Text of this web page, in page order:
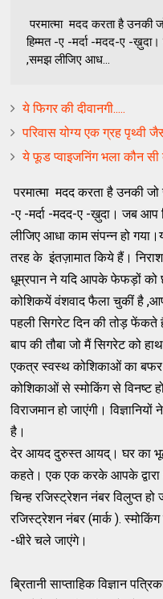
परमात्मा मदद करता है
हिम्मत -ए -मर्दा -मदद-ए -
,समझ लीजिए आध...
ये फिगर की दीवानगी.....
परिवास योग्य एक ग्रह पृथ्वी
ये फूड प्‍वाइजनिंग भला कौन सी
परमात्मा मदद करता है उनकी
-ए -मर्दा -मदद-ए -ख़ुदा। जब
लीजिए आधा काम संपन्न हो
तरह के इंतज़ामात किये हैं।
धूम्रपान ने यदि आपके फेफड़ों को
कोशिकयें वंशवाद फैला चुकीं है
पहली सिगरेट दिन की तोड़ फेंकते
बाप की तौबा जो मैं सिगरेट को
एकत्र स्वस्थ कोशिकाओं का
कोशिकाओं से स्मोकिंग से विनष्ट
विराजमान हो जाएंगी।
है।
देर आयद दुरुस्त आयद्। घर का
कहते। एक एक करके आपके द्वारा
चिन्ह रजिस्ट्रेशन नंबर विलुप्त हो
रजिस्ट्रेशन नंबर (मार्क ).
-धीरे चले जाएंगे।
ब्रितानी साप्ताहिक विज्ञान